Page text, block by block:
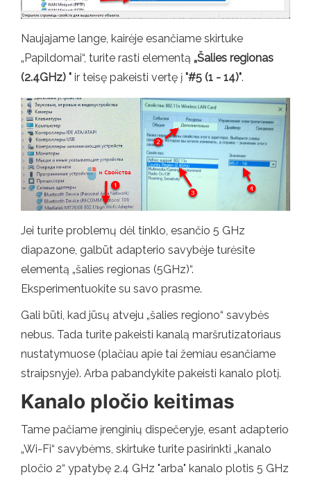
Naujajame lange, kairėje esančiame skirtuke
„Papildomai“, turite rasti elementą „Šalies regionas
(2.4GHz) " ir teisę pakeisti vertę į "#5 (1 - 14)".
Jei turite problemų dėl tinklo, esančio 5 GHz
diapazone, galbūt adapterio savybėje turėsite
elementą „šalies regionas (5GHz)“.
Eksperimentuokite su savo prasme.
Gali būti, kad jūsų atveju „šalies regiono“ savybės
nebus. Tada turite pakeisti kanalą maršrutizatoriaus
nustatymuose (plačiau apie tai žemiau esančiame
straipsnyje). Arba pabandykite pakeisti kanalo plotį.
Kanalo pločio keitimas
Tame pačiame įrenginių dispečeryje, esant adapterio
„Wi-Fi“ savybėms, skirtuke turite pasirinkti „kanalo
pločio 2“ ypatybę 2.4 GHz "arba" kanalo plotis 5 GHz